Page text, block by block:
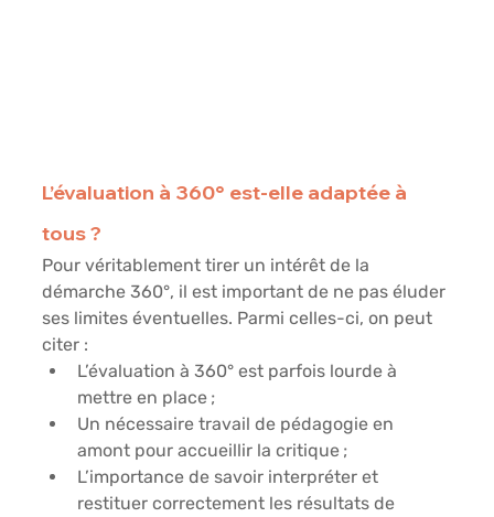
L’évaluation à 360° est-elle adaptée à
tous ?
Pour véritablement tirer un intérêt de la
démarche 360°, il est important de ne pas éluder
ses limites éventuelles. Parmi celles-ci, on peut
citer :
L’évaluation à 360° est parfois lourde à
mettre en place ;
Un nécessaire travail de pédagogie en
amont pour accueillir la critique ;
L’importance de savoir interpréter et
restituer correctement les résultats de